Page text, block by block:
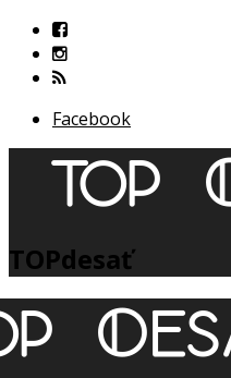
Facebook
TOPdesať